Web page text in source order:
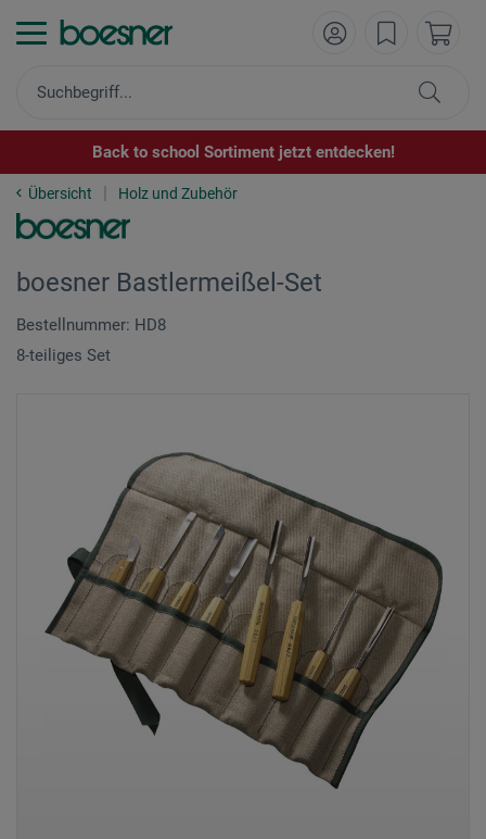
Back to school Sortiment jetzt entdecken!
Übersicht Holz und Zubehör
boesner Bastlermeißel-Set
Bestellnummer: HD8
8-teiliges Set